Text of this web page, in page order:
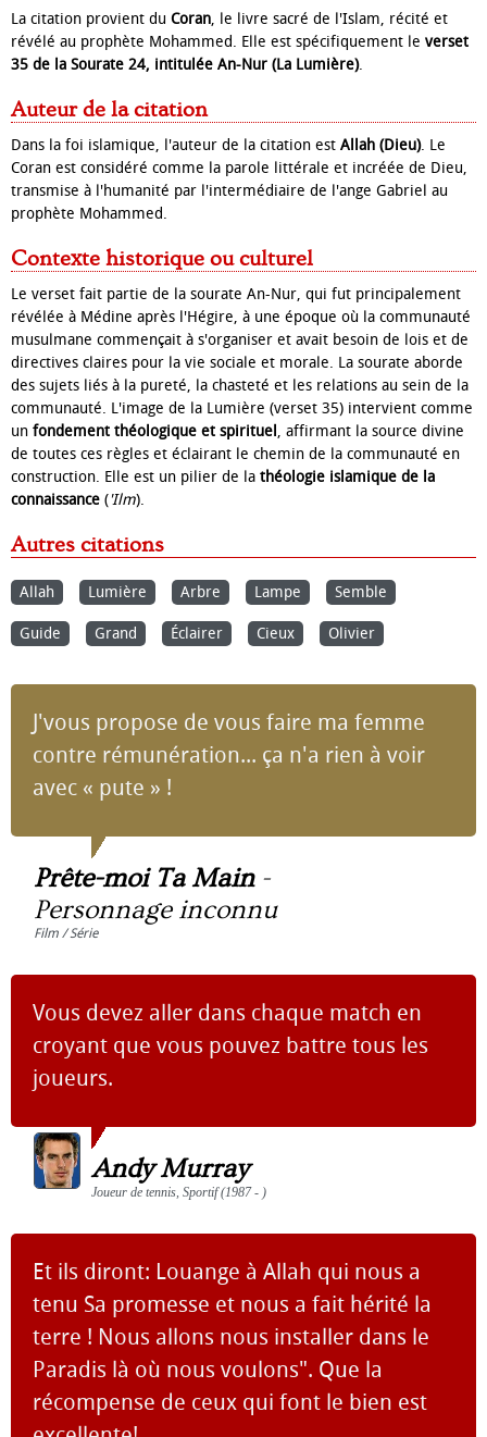
La citation provient du Coran, le livre sacré de l'Islam, récité et
révélé au prophète Mohammed. Elle est spécifiquement le verset
35 de la Sourate 24, intitulée An-Nur (La Lumière).
Auteur de la citation
Dans la foi islamique, l'auteur de la citation est Allah (Dieu). Le
Coran est considéré comme la parole littérale et incréée de Dieu,
transmise à l'humanité par l'intermédiaire de l'ange Gabriel au
prophète Mohammed.
Contexte historique ou culturel
Le verset fait partie de la sourate An-Nur, qui fut principalement
révélée à Médine après l'Hégire, à une époque où la communauté
musulmane commençait à s'organiser et avait besoin de lois et de
directives claires pour la vie sociale et morale. La sourate aborde
des sujets liés à la pureté, la chasteté et les relations au sein de la
communauté. L'image de la Lumière (verset 35) intervient comme
un fondement théologique et spirituel , affirmant la source divine
de toutes ces règles et éclairant le chemin de la communauté en
construction. Elle est un pilier de la théologie islamique de la
connaissance ('Ilm).
Autres citations
Allah Lumière Arbre Lampe Semble
Guide Grand Éclairer Cieux Olivier
J'vous propose de vous faire ma femme
contre rémunération... ça n'a rien à voir
avec « pute » !
Prête-moi Ta Main-
Personnage inconnu
Film / Série
Vous devez aller dans chaque match en
croyant que vous pouvez battre tous les
joueurs.
Andy Murray
Joueur de tennis, Sportif (1987 - )
Et ils diront: Louange à Allah qui nous a
tenu Sa promesse et nous a fait hérité la
terre ! Nous allons nous installer dans le
Paradis là où nous voulons". Que la
récompense de ceux qui font le bien est